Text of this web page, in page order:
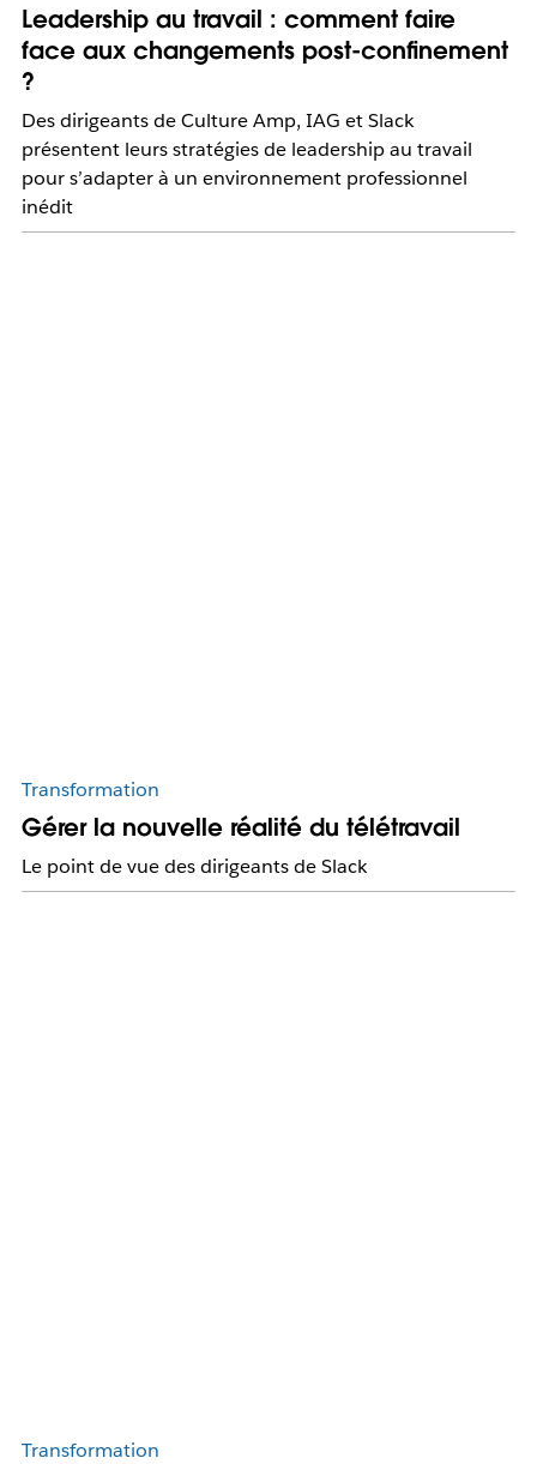
Leadership au travail : comment faire
face aux changements post-confinement
?
Des dirigeants de Culture Amp, IAG et Slack
présentent leurs stratégies de leadership au travail
pour s’adapter à un environnement professionnel
inédit
Transformation
Gérer la nouvelle réalité du télétravail
Le point de vue des dirigeants de Slack
Transformation